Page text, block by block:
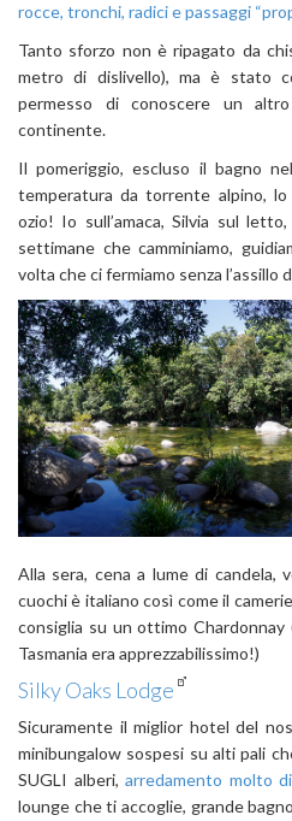
rocce, tronchi, radici e passaggi
Tanto sforzo non è ripagato da
metro di dislivello), ma è stato
permesso di conoscere un
continente.
Il pomeriggio, escluso il bagno
temperatura da torrente alpino,
ozio! Io sull’amaca, Silvia sul
settimane che camminiamo,
volta che ci fermiamo senza l’assillo
Alla sera, cena a lume di candela,
cuochi è italiano così come il
consiglia su un ottimo
Tasmania era apprezzabilissimo!)
Silky Oaks Lodge
Sicuramente il miglior hotel del
minibungalow sospesi su alti pali
SUGLI alberi, arredamento molto
lounge che ti accoglie, grande